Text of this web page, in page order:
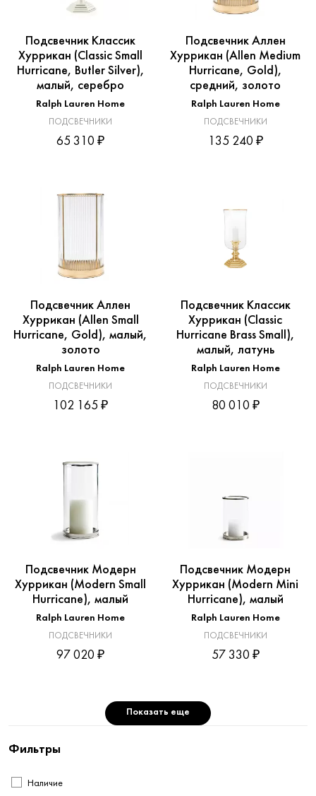
Подсвечник Классик
Хуррикан (Classic Small
Hurricane, Butler Silver),
малый, серебро
Ralph Lauren Home
ПОДСВЕЧНИКИ
65 310 ₽
Подсвечник Аллен
Хуррикан (Allen Medium
Hurricane, Gold),
средний, золото
Ralph Lauren Home
ПОДСВЕЧНИКИ
135 240 ₽
Подсвечник Аллен
Хуррикан (Allen Small
Hurricane, Gold), малый,
золото
Ralph Lauren Home
ПОДСВЕЧНИКИ
102 165 ₽
Подсвечник Классик
Хуррикан (Classic
Hurricane Brass Small),
малый, латунь
Ralph Lauren Home
ПОДСВЕЧНИКИ
80 010 ₽
Подсвечник Модерн
Хуррикан (Modern Small
Hurricane), малый
Ralph Lauren Home
ПОДСВЕЧНИКИ
97 020 ₽
Подсвечник Модерн
Хуррикан (Modern Mini
Hurricane), малый
Ralph Lauren Home
ПОДСВЕЧНИКИ
57 330 ₽
Показать еще
Фильтры
Наличие